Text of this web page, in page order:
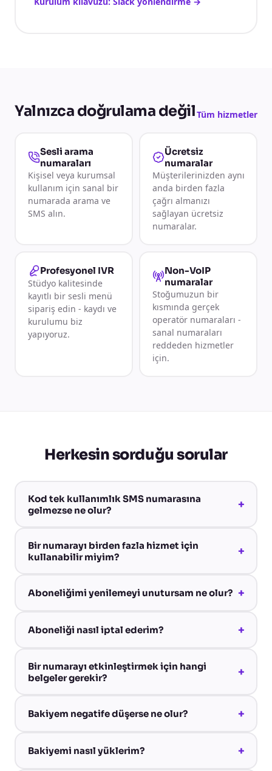
Yalnızca doğrulama değilTüm hizmetler
Sesli arama
numaraları
Kişisel veya kurumsal
kullanım için sanal bir
numarada arama ve
SMS alın.
Ücretsiz
numaralar
Müşterilerinizden aynı
anda birden fazla
çağrı almanızı
sağlayan ücretsiz
numaralar.
Profesyonel IVR
Stüdyo kalitesinde
kayıtlı bir sesli menü
sipariş edin - kaydı ve
kurulumu biz
yapıyoruz.
Non-VoIP
numaralar
Stoğumuzun bir
kısmında gerçek
operatör numaraları -
sanal numaraları
reddeden hizmetler
için.
Herkesin sorduğu sorular
Kod tek kullanımlık SMS numarasına
gelmezse ne olur?
+
Bir numarayı birden fazla hizmet için
kullanabilir miyim?
+
Aboneliğimi yenilemeyi unutursam ne olur? +
Aboneliği nasıl iptal ederim? +
Bir numarayı etkinleştirmek için hangi
belgeler gerekir?
+
Bakiyem negatife düşerse ne olur? +
Bakiyemi nasıl yüklerim? +